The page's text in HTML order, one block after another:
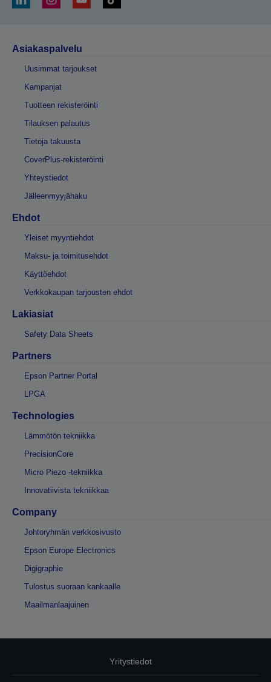
Asiakaspalvelu
Uusimmat tarjoukset
Kampanjat
Tuotteen rekisteröinti
Tilauksen palautus
Tietoja takuusta
CoverPlus-rekisteröinti
Yhteystiedot
Jälleenmyyjähaku
Ehdot
Yleiset myyntiehdot
Maksu- ja toimitusehdot
Käyttöehdot
Verkkokaupan tarjousten ehdot
Lakiasiat
Safety Data Sheets
Partners
Epson Partner Portal
LPGA
Technologies
Lämmötön tekniikka
PrecisionCore
Micro Piezo -tekniikka
Innovatiivista tekniikkaa
Company
Johtoryhmän verkkosivusto
Epson Europe Electronics
Digigraphie
Tulostus suoraan kankaalle
Maailmanlaajuinen
Yritystiedot